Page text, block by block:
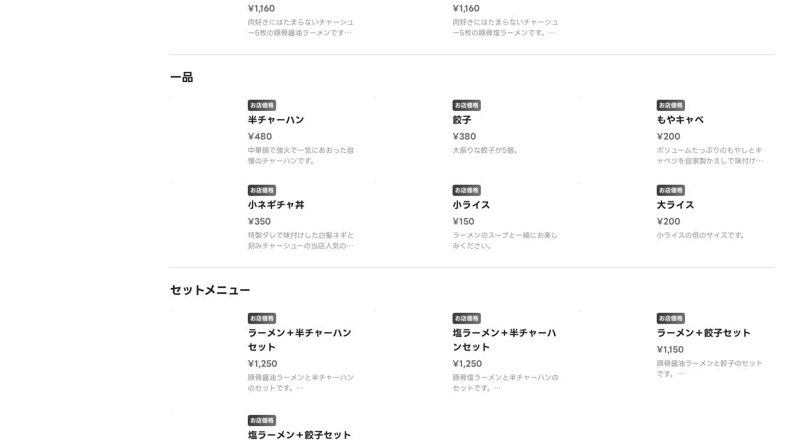
¥1,160
肉好きにはたまらないチャーシュ
ー5枚の豚骨醤油ラーメンです。
濃さ、油の量はお選びいただけま
¥1,160
肉好きにはたまらないチャーシュ
ー5枚の豚骨塩ラーメンです。
濃さ、油の量はお選びいただけま
一品
半チャーハン
お店価格
¥480
中華鍋で強火で一気にあおった自
慢のチャーハンです。
餃子
お店価格
¥380
大振りな餃子が5個。
もやキャベ
お店価格
¥200
ボリュームたっぷりのもやしとキ
ャベツを自家製かえしで味付けし
小ネギチャ丼
お店価格
¥350
特製ダレで味付けした白髪ネギと
刻みチャーシューの当店人気の
小ライス
お店価格
¥150
ラーメンのスープと一緒にお楽し
みください。
大ライス
お店価格
¥200
小ライスの倍のサイズです。
セットメニュー
ラーメン＋半チャーハン
セット
お店価格
¥1,250
豚骨醤油ラーメンと半チャーハン
のセットです。
せん。）
塩ラーメン＋半チャーハ
ンセット
お店価格
¥1,250
豚骨塩ラーメンと半チャーハンの
セットです。
ラーメン＋餃子セット
お店価格
¥1,150
豚骨醤油ラーメンと餃子のセット
です。
塩ラーメン＋餃子セット
お店価格